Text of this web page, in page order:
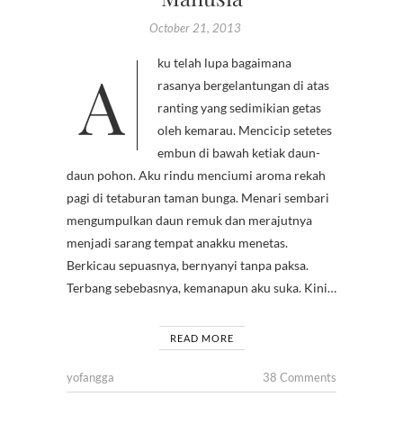
October 21, 2013
Aku telah lupa bagaimana
rasanya bergelantungan di atas
ranting yang sedimikian getas
oleh kemarau. Mencicip setetes
embun di bawah ketiak daun-
daun pohon. Aku rindu menciumi aroma rekah
pagi di tetaburan taman bunga. Menari sembari
mengumpulkan daun remuk dan merajutnya
menjadi sarang tempat anakku menetas.
Berkicau sepuasnya, bernyanyi tanpa paksa.
Terbang sebebasnya, kemanapun aku suka. Kini…
READ MORE
yofangga 38 Comments